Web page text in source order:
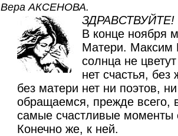
Вера АКСЕНОВА.
ЗДРАВСТВУЙТЕ!
В конце ноября
Матери. Максим
солнца не
нет счастья,
без матери нет ни поэтов,
обращаемся, прежде всего,
самые счастливые моменты
Конечно же, к ней.